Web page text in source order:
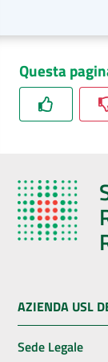
Questa
AZIENDA USL
Sede Legale